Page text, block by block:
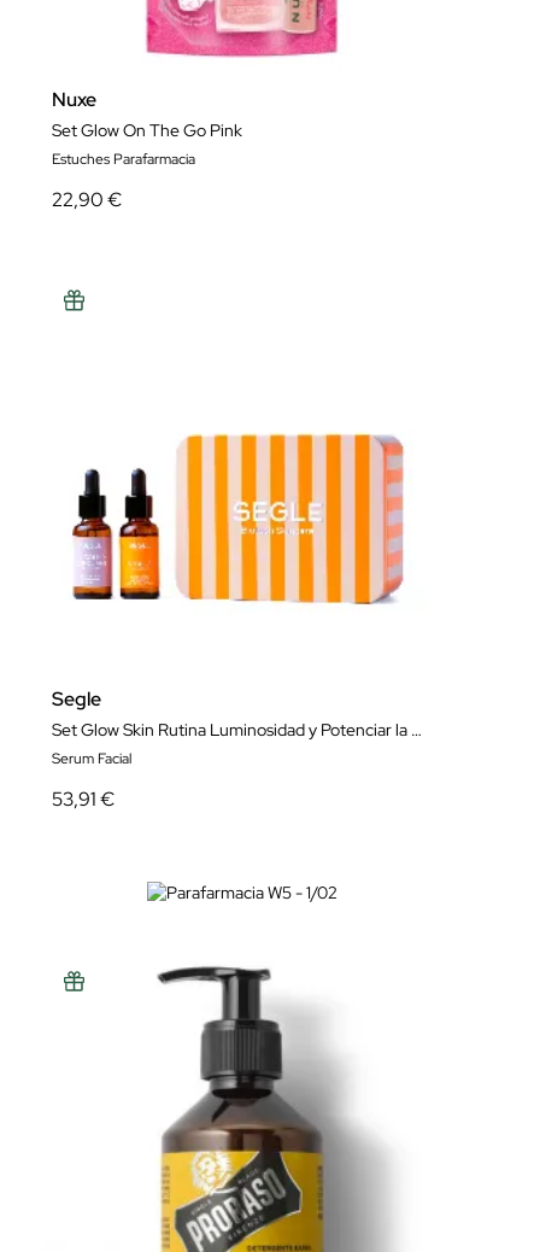
Nuxe
Set Glow On The Go Pink
Estuches Parafarmacia
22,90 €
Segle
Set Glow Skin Rutina Luminosidad y Potenciar la Renovación de la piel
Serum Facial
53,91 €